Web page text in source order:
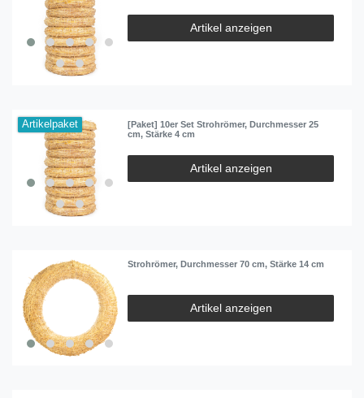
Artikel anzeigen
Artikelpaket
[Paket] 10er Set Strohrömer, Durchmesser 25
cm, Stärke 4 cm
Artikel anzeigen
Strohrömer, Durchmesser 70 cm, Stärke 14 cm
Artikel anzeigen